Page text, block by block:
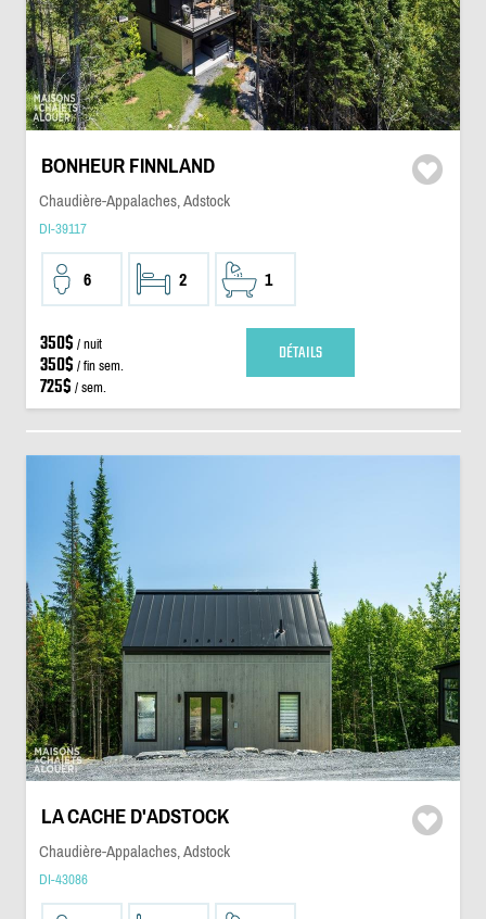
BONHEUR FINNLAND
Chaudière-Appalaches, Adstock
DI-39117
6 2 1
350$ / nuit
350$ / fin sem.
725$ / sem.
DÉTAILS
LA CACHE D'ADSTOCK
Chaudière-Appalaches, Adstock
DI-43086